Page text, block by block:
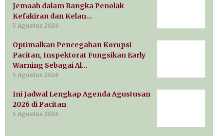
Jemaah dalam Rangka Penolak
Kefakiran dan Kelan…
5 Agustus 2026
Optimalkan Pencegahan Korupsi
Pacitan, Inspektorat Fungsikan Early
Warning Sebagai Al…
5 Agustus 2026
Ini Jadwal Lengkap Agenda Agustusan
2026 di Pacitan
5 Agustus 2026